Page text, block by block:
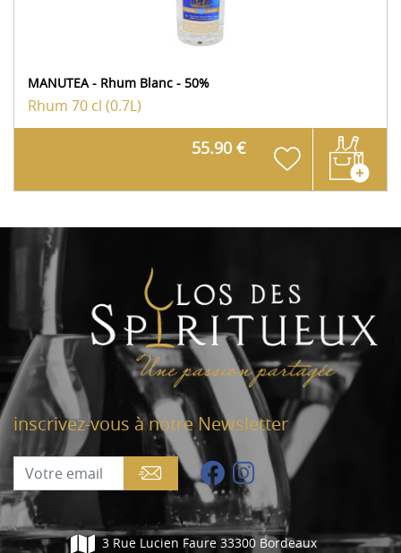
MANUTEA - Rhum Blanc - 50%
Rhum 70 cl (0.7L)
55.90 €
inscrivez-vous à notre Newsletter
3 Rue Lucien Faure 33300 Bordeaux